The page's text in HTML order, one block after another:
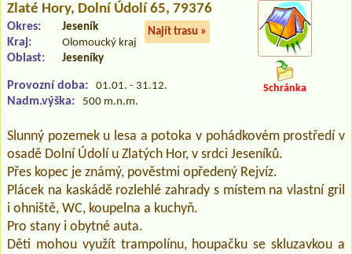
Zlaté Hory, Dolní Údolí 65, 79376
Najít trasu »
Okres: Jeseník
Kraj: Olomoucký kraj
Oblast: Jeseníky
Provozní doba: 01.01. - 31.12.
Nadm.výška: 500 m.n.m.
Schránka
Slunný pozemek u lesa a potoka v pohádkovém prostředí v
osadě Dolní Údolí u Zlatých Hor, v srdci Jeseníků.
Přes kopec je známý, pověstmi opředený Rejvíz.
Plácek na kaskádě rozlehlé zahrady s místem na vlastní gril
i ohniště, WC, koupelna a kuchyň.
Pro stany i obytné auta.
Děti mohou využít trampolínu, houpačku se skluzavkou a